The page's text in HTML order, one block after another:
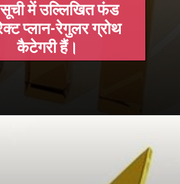
सूची में उल्लिखित फंड
प्लान-रेगुलर ग्रोथ
कैटेगरी हैं।